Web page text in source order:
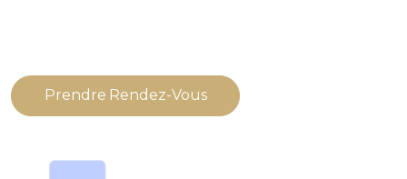
Prendre Rendez-Vous